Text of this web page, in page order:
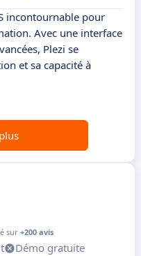
incontournable pour
Avec une interface
Plezi se
et sa capacité à
sur +200 avis
Démo gratuite